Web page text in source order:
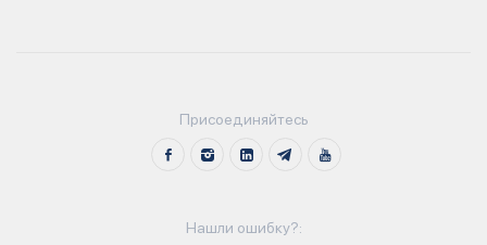
Присоединяйтесь
Нашли ошибку?: